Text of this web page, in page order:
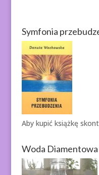
Symfonia
Aby kupić książkę
Woda Diamentowa